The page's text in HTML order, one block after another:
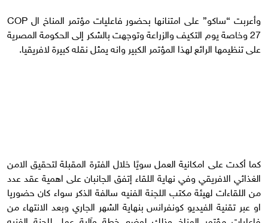
وأعربت “ساكو” على امتنانها بحضور فاعليات مؤتمر المناخ ال COP
27 وخاصة يوم التكيف والزراعة وتوجهت بالشكر إلى الحكومة المصرية
على تنظيمها الرائع لهذا المؤتمر الكبير وانه يمثل نقله كبيرة لافريقيا.
كما أكدت على امكانية العمل سويًا خلال الفترة المقبلة لتحقيق الامن
الغذائي الافريقي وفي نهاية اللقاء إتفق الجانبان على اهمية عقد عدد
من اللقاءات لهيئة مكتب اللجنة الفنيه سالفة الذكر سواء كان حضوريا
او عبر تقنية الفيديو كونفرانس بنهاية الشهر الجاري وبعد الانتهاء من